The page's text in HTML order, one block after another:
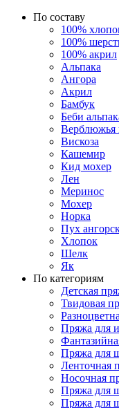
По составу
100%
100%
100% акрил
Альпака
Ангора
Акрил
Бамбук
Беби
Верблюжья
Вискоза
Кашемир
Кид мохер
Лен
Меринос
Мохер
Норка
Пух
Хлопок
Шелк
Як
По категориям
Детская
Твидовая
Пряжа для
Пряжа для
Ленточная
Носочная
Пряжа для
Пряжа для